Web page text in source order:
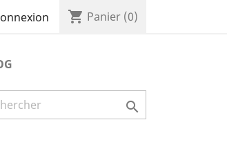
shopping_cart Panier (0)
